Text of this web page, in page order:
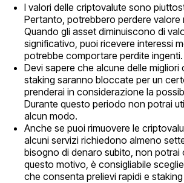
I valori delle criptovalute sono
Pertanto, potrebbero perdere valore
Quando gli asset diminuiscono di
significativo, puoi ricevere interessi
potrebbe comportare perdite ingenti.
Devi sapere che alcune delle migliori
staking saranno bloccate per un
prenderai in considerazione la
Durante questo periodo non potrai
alcun modo.
Anche se puoi rimuovere le
alcuni servizi richiedono almeno
bisogno di denaro subito, non potrai
questo motivo, è consigliabile
che consenta prelievi rapidi e